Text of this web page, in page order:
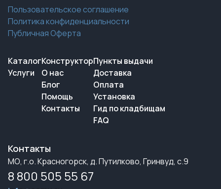
Пользовательское соглашение
Политика конфиденциальности
Публичная Оферта
Каталог
Услуги
Конструктор
О нас
Блог
Помощь
Контакты
Пункты выдачи
Доставка
Оплата
Установка
Гид по кладбищам
FAQ
Контакты
МО, г.о. Красногорск, д. Путилково, Гринвуд, с.9
8 800 505 55 67